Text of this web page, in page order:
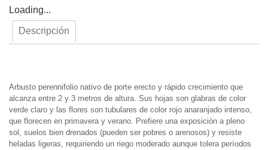
Loading...
Descripción
Arbusto perennifolio nativo de porte erecto y rápido crecimiento que
alcanza entre 2 y 3 metros de altura. Sus hojas son glabras de color
verde claro y las flores son tubulares de color rojo anaranjado intenso,
que florecen en primavera y verano. Prefiere una exposición a pleno
sol, suelos bien drenados (pueden ser pobres o arenosos) y resiste
heladas ligeras, requiriendo un riego moderado aunque tolera períodos